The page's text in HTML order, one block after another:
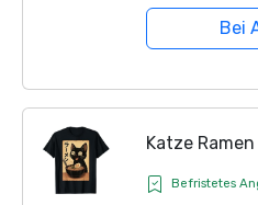
Bei
Katze
Befristetes